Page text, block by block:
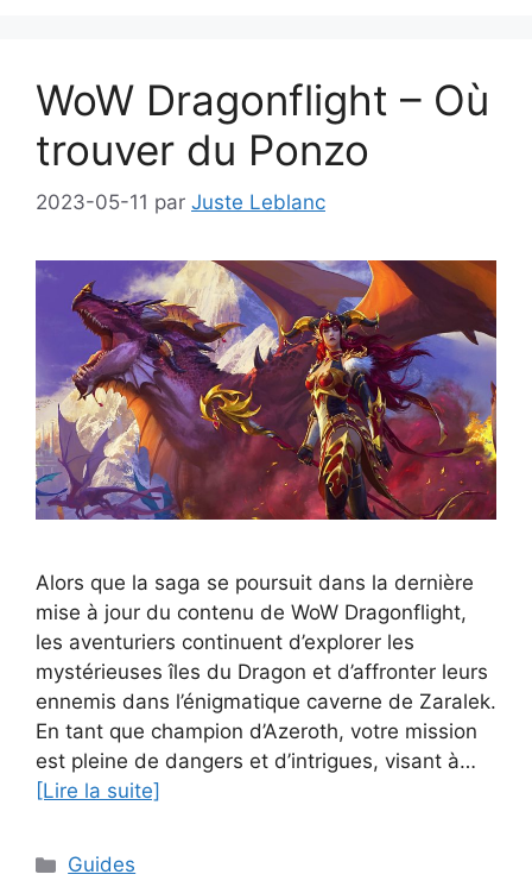
WoW Dragonflight – Où
trouver du Ponzo
2023-05-11 par Juste Leblanc
Alors que la saga se poursuit dans la dernière
mise à jour du contenu de WoW Dragonflight,
les aventuriers continuent d’explorer les
mystérieuses îles du Dragon et d’affronter leurs
ennemis dans l’énigmatique caverne de Zaralek.
En tant que champion d’Azeroth, votre mission
est pleine de dangers et d’intrigues, visant à…
[Lire la suite]
Catégories
Guides